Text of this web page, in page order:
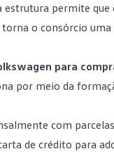
estrutura permite
o consórcio
para
por meio da
com
de crédito para